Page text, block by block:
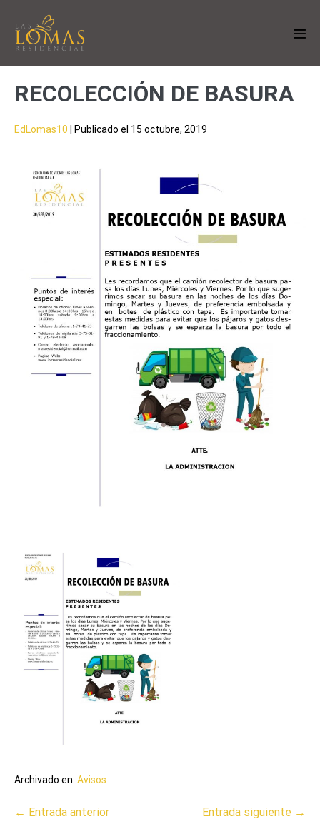
RECOLECCIÓN DE BASURA
EdLomas10 | Publicado el 15 octubre, 2019
Archivado en: Avisos
← Entrada anterior Entrada siguiente →